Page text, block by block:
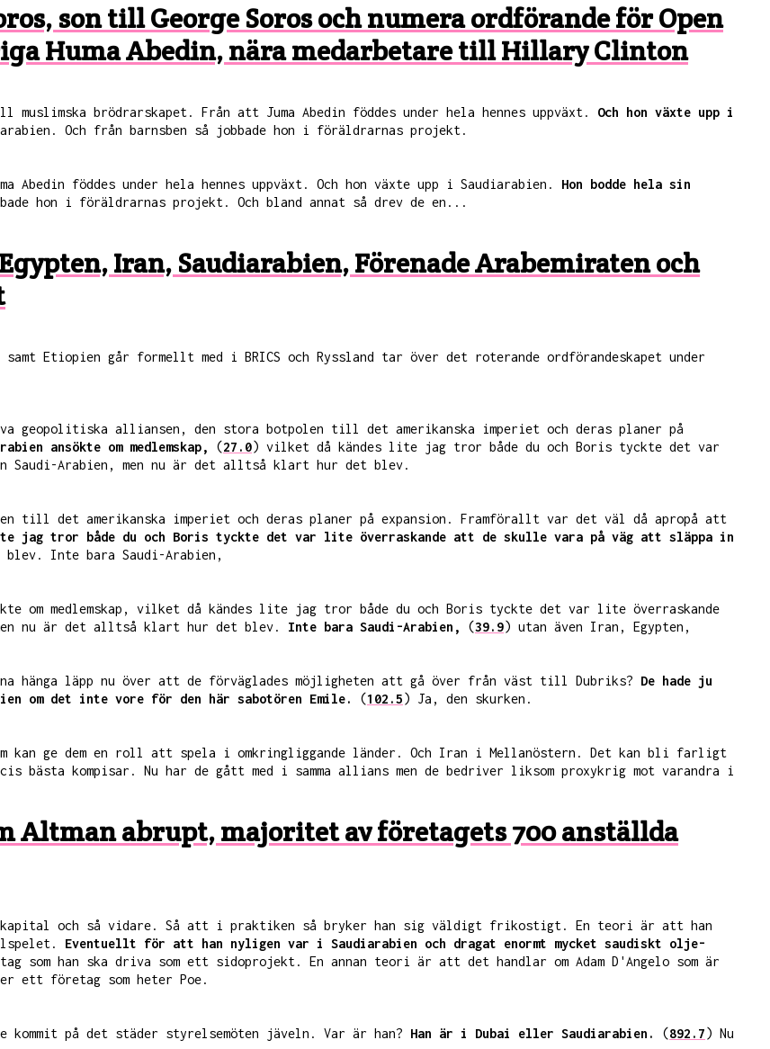
son till George Soros och numera ordförande för Open
Huma Abedin, nära medarbetare till Hillary Clinton
brödrarskapet. Från att Juma Abedin föddes under hela hennes uppväxt. Och hon växte upp i
Och från barnsben så jobbade hon i föräldrarnas projekt.
föddes under hela hennes uppväxt. Och hon växte upp i Saudiarabien. Hon bodde hela sin
hon i föräldrarnas projekt. Och bland annat så drev de en...
Iran, Saudiarabien, Förenade Arabemiraten och
samt Etiopien går formellt med i BRICS och Ryssland tar över det roterande ordförandeskapet under
geopolitiska alliansen, den stora botpolen till det amerikanska imperiet och deras planer på
ansökte om medlemskap, (27.0) vilket då kändes lite jag tror både du och Boris tyckte det var
Arabien, men nu är det alltså klart hur det blev.
till det amerikanska imperiet och deras planer på expansion. Framförallt var det väl då apropå att
jag tror både du och Boris tyckte det var lite överraskande att de skulle vara på väg att släppa in
Inte bara Saudi-Arabien,
om medlemskap, vilket då kändes lite jag tror både du och Boris tyckte det var lite överraskande
nu är det alltså klart hur det blev. Inte bara Saudi-Arabien, (39.9) utan även Iran, Egypten,
hänga läpp nu över att de förväglades möjligheten att gå över från väst till Dubriks? De hade ju
om det inte vore för den här sabotören Emile.
(102.5) Ja, den skurken.
kan ge dem en roll att spela i omkringliggande länder. Och Iran i Mellanöstern. Det kan bli farligt
bästa kompisar. Nu har de gått med i samma allians men de bedriver liksom proxykrig mot varandra i
Altman abrupt, majoritet av företagets 700 anställda
kapital och så vidare. Så att i praktiken så bryker han sig väldigt frikostigt. En teori är att han
Eventuellt för att han nyligen var i Saudiarabien och dragat enormt mycket saudiskt olje-
som han ska driva som ett sidoprojekt. En annan teori är att det handlar om Adam D'Angelo som är
ett företag som heter Poe.
på det städer styrelsemöten jäveln. Var är han? Han är i Dubai eller Saudiarabien. (892.7) Nu